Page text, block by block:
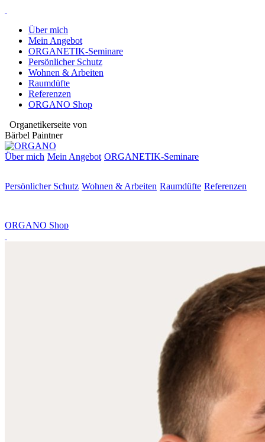
Über mich
Mein Angebot
ORGANETIK-Seminare
Persönlicher Schutz
Wohnen & Arbeiten
Raumdüfte
Referenzen
ORGANO Shop
Organetikerseite von
Bärbel Paintner
Über mich Mein Angebot ORGANETIK-Seminare
Persönlicher Schutz Wohnen & Arbeiten Raumdüfte Referenzen
ORGANO Shop